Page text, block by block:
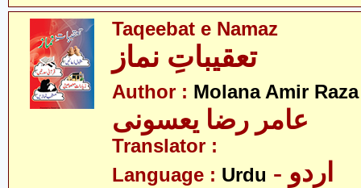
Taqeebat e Namaz
تعقیباتِ نماز
Author : Molana Amir
عامر رضا یعسونی
Translator :
Language : Urdu - اردو